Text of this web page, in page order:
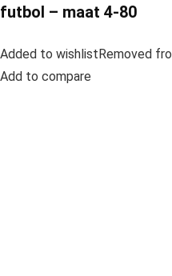
futbol – maat 4-80
Added to wishlistRemoved
Add to compare